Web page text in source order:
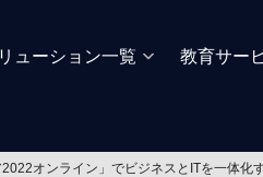
ューション一覧 教育サー
オンライン」でビジネスとITを一体化